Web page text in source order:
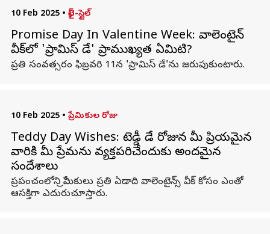
10 Feb 2025 • లైఫ్-స్టైల్
Promise Day In Valentine Week: వాలెంటైన్
వీక్‌లో 'ప్రామిస్ డే' ప్రాముఖ్యత ఏమిటి?
ప్రతి సంవత్సరం ఫిబ్రవరి 11న 'ప్రామిస్ డే'ను జరుపుకుంటారు.
10 Feb 2025 • ప్రేమికుల రోజు
Teddy Day Wishes: టెడ్డీ డే రోజున మీ ప్రియమైన
వారికి మీ ప్రేమను వ్యక్తపరిచేందుకు అందమైన
సందేశాలు
ప్రపంచంలోని ప్రేమికులు ప్రతి ఏడాది వాలెంటైన్స్ వీక్ కోసం ఎంతో
ఆసక్తిగా ఎదురుచూస్తారు.